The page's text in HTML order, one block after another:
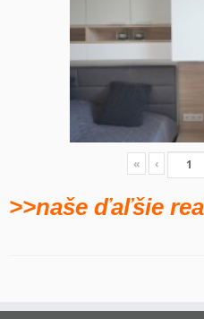
« ‹
>>naše ďaľšie